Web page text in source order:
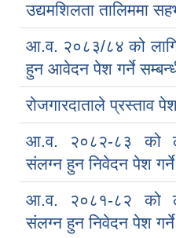
उद्यमशिलता तालिममा
आ.व. २०८३/८४ को
हुन आवेदन पेश गर्ने
रोजगारदाताले प्रस्ताव
आ.व. २०८२-८३ को
संलग्न हुन निवेदन पेश
आ.व. २०८१-८२ को
संलग्न हुन निवेदन पेश